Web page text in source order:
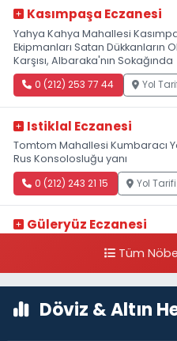
Kasımpaşa Eczanesi
Yahya Kahya Mahallesi
Ekipmanları Satan Dükkanların
Karşısı, Albaraka'nın Sokağında
0 (212) 253 77 44 Yol
Istiklal Eczanesi
Tomtom Mahallesi Kumbaracı
Rus Konsolosluğu yanı
0 (212) 243 21 15 Yol
Güleryüz Eczanesi
kalaycıbahçe Meydana Doğru
Tüm
Döviz & Altın